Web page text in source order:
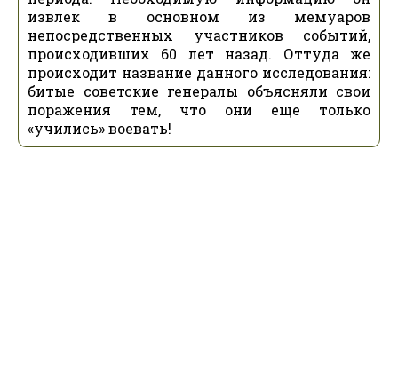
извлек в основном из мемуаров
непосредственных участников событий,
происходивших 60 лет назад. Оттуда же
происходит название данного исследования:
битые советские генералы объясняли свои
поражения тем, что они еще только
«учились» воевать!